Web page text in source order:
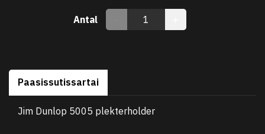
Antal
Paasissutissartai
Jim Dunlop 5005 plekterholder